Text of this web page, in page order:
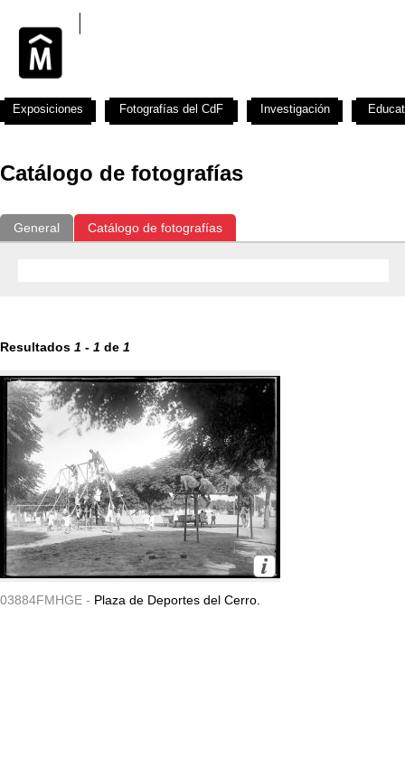
Catálogo de fotografías
General Catálogo de fotografías
Resultados 1 - 1 de 1
03884FMHGE - Plaza de Deportes del Cerro.
Exposiciones Fotografías del CdF Investigación